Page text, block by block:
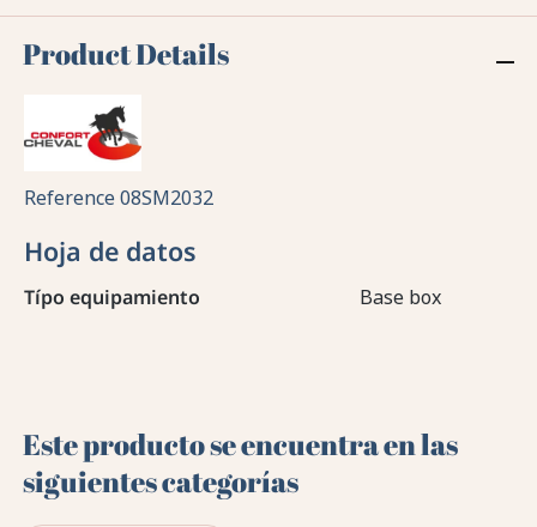
Product Details
Reference08SM2032
Hoja de datos
Típo equipamiento Base box
Este producto se encuentra en las
siguientes categorías